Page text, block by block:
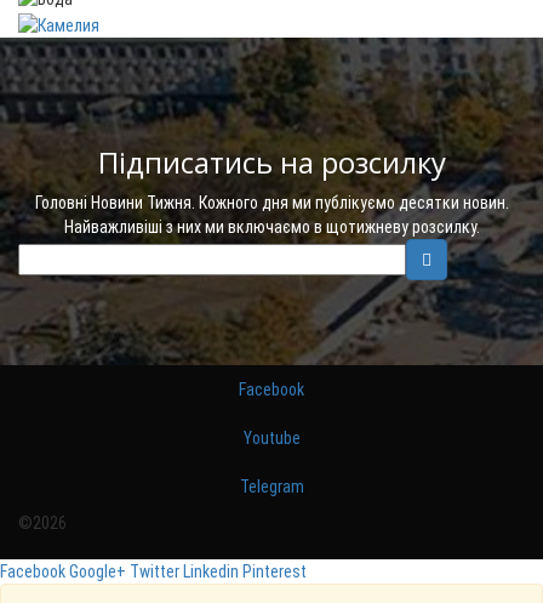
Підписатись на розсилку
Головні Новини Тижня. Кожного дня ми публікуємо десятки новин.
Найважливіші з них ми включаємо в щотижневу розсилку.
Facebook
Youtube
Telegram
©2026
FacebookGoogle+ Twitter Linkedin Pinterest